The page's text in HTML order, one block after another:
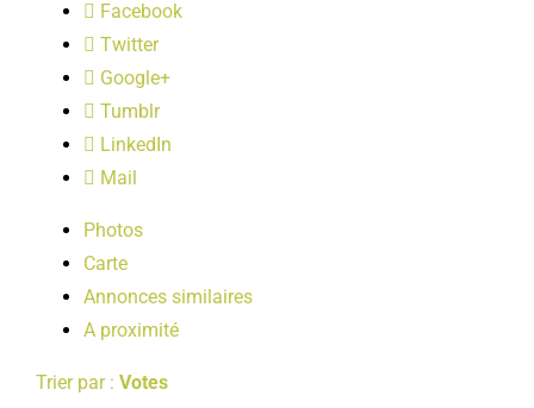
LOISIRS
PUBLICATIONS
Facebook
Twitter
Google+
Tumblr
LinkedIn
Mail
Photos
Carte
Annonces similaires
A proximité
Trier par : Votes